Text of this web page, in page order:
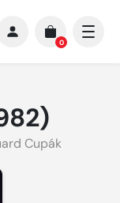
0
Cupák